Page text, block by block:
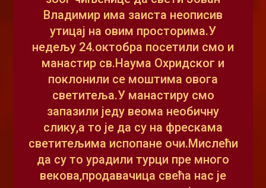
Владимир има заиста неописив
утицај на овим просторима.У
недељу 24.октобра посетили смо и
манастир св.Наума Охридског и
поклонили се моштима овога
светитеља.У манастиру смо
запазили једу веома необичну
слику,а то је да су на фрескама
светитељима испопане очи.Мислећи
да су то урадили турци пре много
векова,продавачица свећа нас је